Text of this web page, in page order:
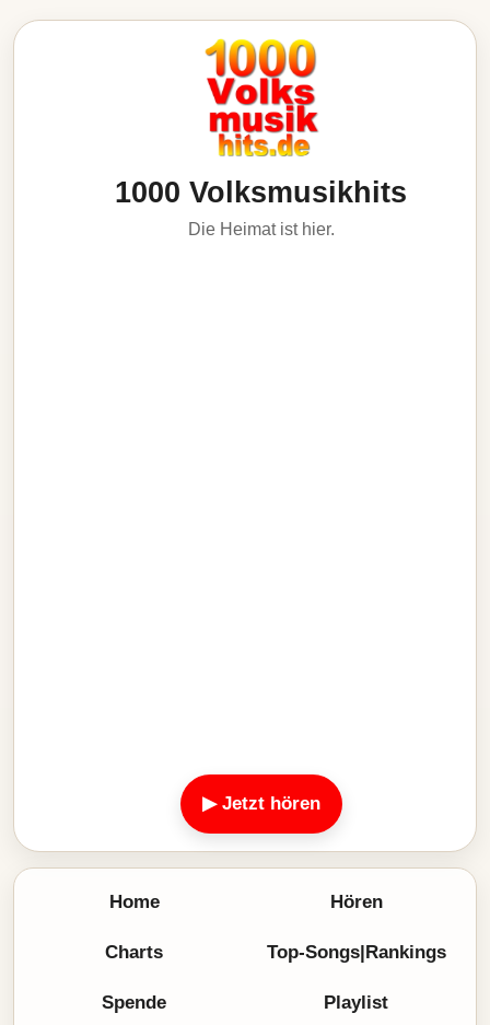
1000 Volksmusikhits
Die Heimat ist hier.
▶ Jetzt hören
Home Hören
Charts Top-Songs|Rankings
Spende Playlist